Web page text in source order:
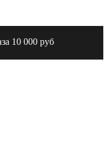
10 000 руб